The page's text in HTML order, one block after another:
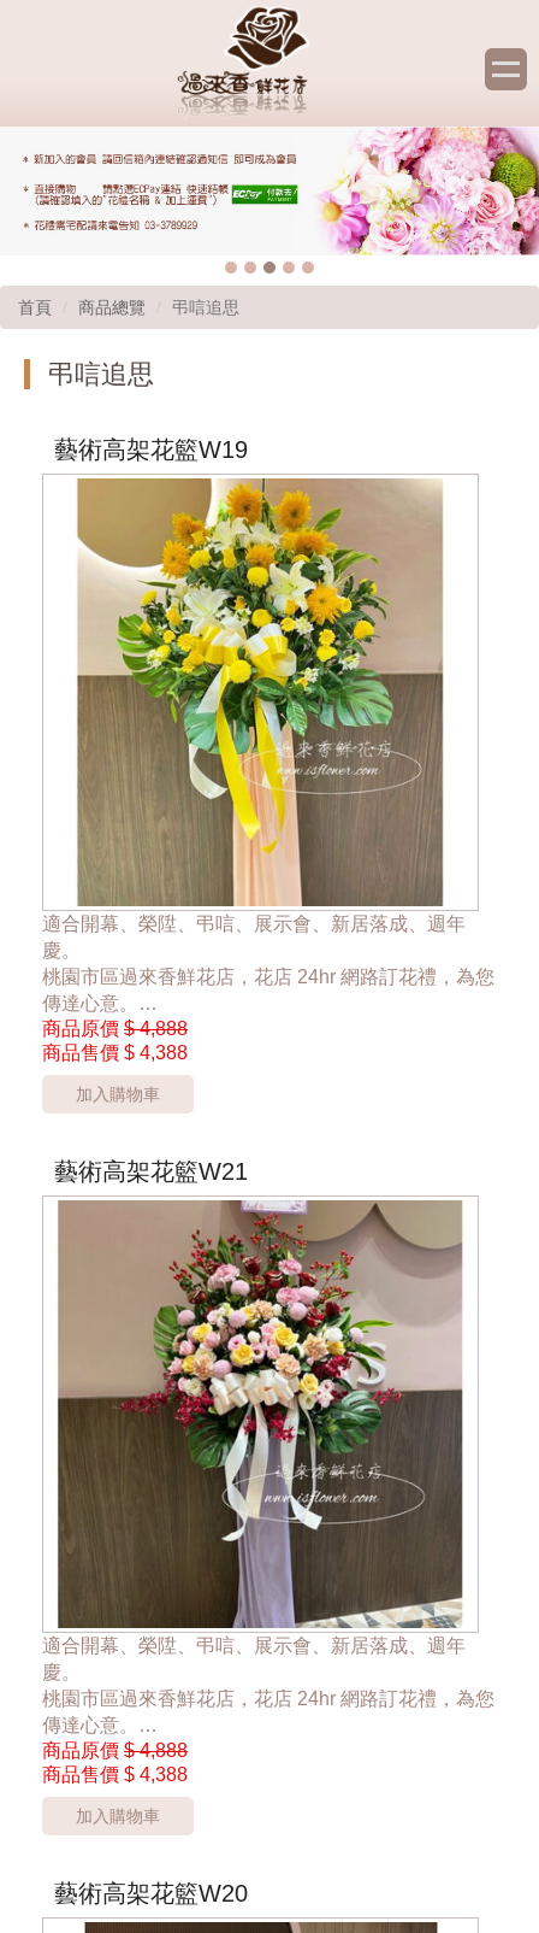
首頁 商品總覽 弔唁追思
弔唁追思
藝術高架花籃W19
適合開幕、榮陞、弔唁、展示會、新居落成、週年
慶。
桃園市區過來香鮮花店，花店 24hr 網路訂花禮，為您
傳達心意。
一對優惠價7999元，單一座4388元
*桃園市桃園區以外酌收運費350元*
***商品的花器與花材依當季花材實際狀況調整***
商品原價 $ 4,888
商品售價 $ 4,388
加入購物車
藝術高架花籃W21
適合開幕、榮陞、弔唁、展示會、新居落成、週年
慶。
桃園市區過來香鮮花店，花店 24hr 網路訂花禮，為您
傳達心意。
一對優惠價7999元，單一座4388元
*桃園市桃園區以外酌收運費350元*
***商品的花器與花材依當季花材實際狀況調整***
商品原價 $ 4,888
商品售價 $ 4,388
加入購物車
藝術高架花籃W20